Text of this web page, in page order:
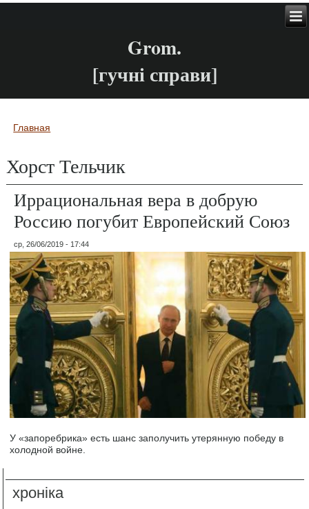
Grom.
[гучні справи]
Вы здесь
Главная
Хорст Тельчик
Иррациональная вера в добрую
Россию погубит Европейский Союз
ср, 26/06/2019 - 17:44
У «запоребрика» есть шанс заполучить утерянную победу в
холодной войне.
хроніка